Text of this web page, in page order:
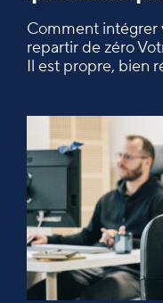
Comment intégrer
repartir de zéro
Il est propre, bien